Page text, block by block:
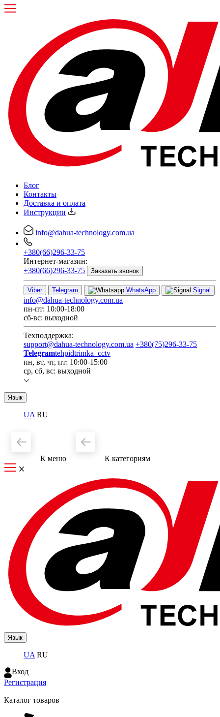
Блог
Контакты
Доставка и оплата
Инструкции
info@dahua-technology.com.ua
+380(66)296-33-75
Интернет-магазин:
+380(66)296-33-75
Заказать звонок
Viber Telegram WhatsApp Signal
info@dahua-technology.com.ua
пн-пт: 10:00-18:00
сб-вс: выходной
Техподдержка:
support@dahua-technology.com.ua +380(75)296-33-75
Telegramtehpidtrimka_cctv
пн, вт, чт, пт: 10:00-15:00
ср, сб, вс: выходной
Язык
UA RU
К меню К категориям
Язык
UA RU
Вход
Регистрация
Каталог товаров